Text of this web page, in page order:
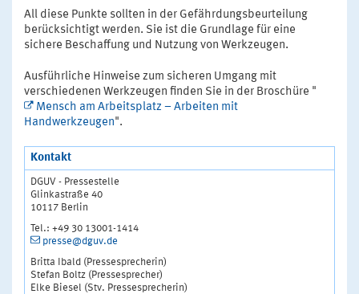
All diese Punkte sollten in der Gefährdungsbeurteilung
berücksichtigt werden. Sie ist die Grundlage für eine
sichere Beschaffung und Nutzung von Werkzeugen.
Ausführliche Hinweise zum sicheren Umgang mit
verschiedenen Werkzeugen finden Sie in der Broschüre "
Mensch am Arbeitsplatz – Arbeiten mit
Handwerkzeugen".
Kontakt
DGUV - Pressestelle
Glinkastraße 40
10117 Berlin
Tel.: +49 30 13001-1414
presse@dguv.de
Britta Ibald (Pressesprecherin)
Stefan Boltz (Pressesprecher)
Elke Biesel (Stv. Pressesprecherin)